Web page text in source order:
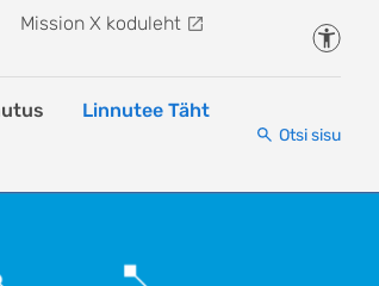
Mission X koduleht
Linnutee Täht
Otsi sisu